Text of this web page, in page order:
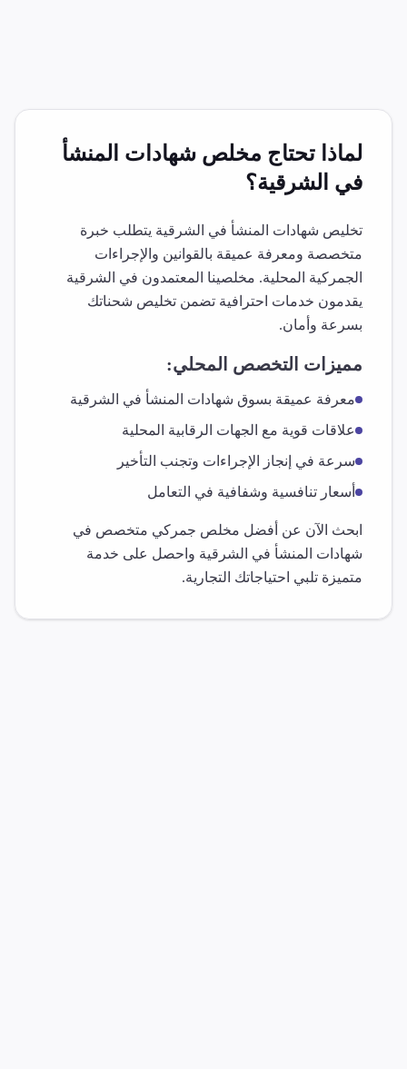
لماذا تحتاج مخلص شهادات المنشأ
في الشرقية؟
تخليص شهادات المنشأ في الشرقية يتطلب خبرة
متخصصة ومعرفة عميقة بالقوانين والإجراءات
الجمركية المحلية. مخلصينا المعتمدون في الشرقية
يقدمون خدمات احترافية تضمن تخليص شحناتك
بسرعة وأمان.
مميزات التخصص المحلي:
معرفة عميقة بسوق شهادات المنشأ في الشرقية
علاقات قوية مع الجهات الرقابية المحلية
سرعة في إنجاز الإجراءات وتجنب التأخير
أسعار تنافسية وشفافية في التعامل
ابحث الآن عن أفضل مخلص جمركي متخصص في
شهادات المنشأ في الشرقية واحصل على خدمة
متميزة تلبي احتياجاتك التجارية.